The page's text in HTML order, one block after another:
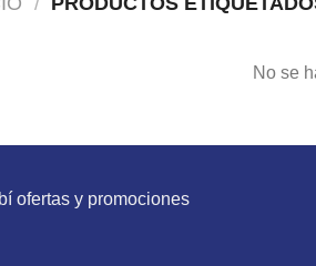
No se
ofertas y promociones